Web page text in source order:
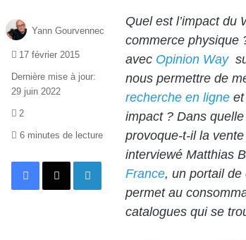
Quel est l’impact du
commerce physique
avec Opinion Way
nous permettre de
recherche en ligneet
impact ? Dans
provoque-t-il la
interviewé Matthias
France, un portail de
permet au
catalogues qui se
Yann Gourvennec
17 février 2015
Dernière mise à jour:
29 juin 2022
2
6 minutes de lecture
Facebook
X Linkedin